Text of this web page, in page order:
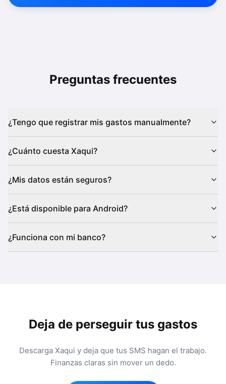
Preguntas frecuentes
¿Tengo que registrar mis gastos manualmente?
¿Cuánto cuesta Xaqui?
¿Mis datos están seguros?
¿Está disponible para Android?
¿Funciona con mi banco?
Deja de perseguir tus gastos
Descarga Xaqui y deja que tus SMS hagan el trabajo.
Finanzas claras sin mover un dedo.